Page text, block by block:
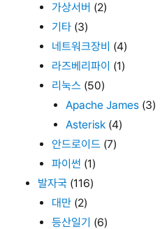
가상서버 (2)
기타 (3)
네트워크장비 (4)
라즈베리파이 (1)
리눅스 (50)
Apache James (3)
Asterisk (4)
안드로이드 (7)
파이썬 (1)
발자국 (116)
대만 (2)
등산일기 (6)